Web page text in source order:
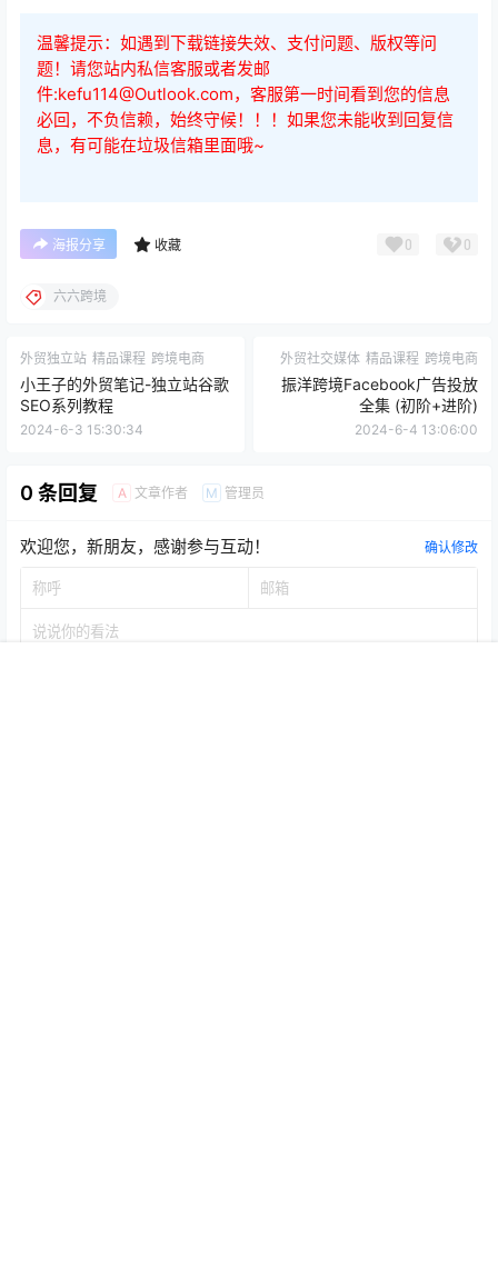
温馨提示：如遇到下载链接失效、支付问题、版权等问
题！请您站内私信客服或者发邮
件:kefu114@Outlook.com，客服第一时间看到您的信息
必回，不负信赖，始终守候！！！如果您未能收到回复信
息，有可能在垃圾信箱里面哦~
海报分享 收藏 0 0
六六跨境
外贸独立站 精品课程 跨境电商
小王子的外贸笔记-独立站谷歌
SEO系列教程
2024-6-3 15:30:34
外贸社交媒体 精品课程 跨境电商
振洋跨境Facebook广告投放
全集 (初阶+进阶)
2024-6-4 13:06:00
0 条回复 A 文章作者 M 管理员
欢迎您，新朋友，感谢参与互动！ 确认修改